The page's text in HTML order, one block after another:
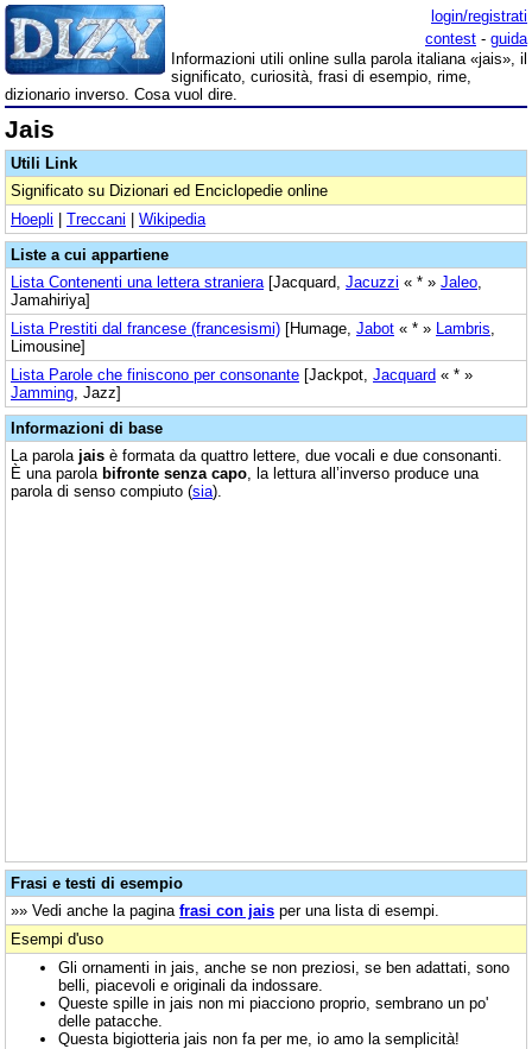
login/registrati
contest - guida
Informazioni utili online sulla parola italiana «jais», il
significato, curiosità, frasi di esempio, rime,
dizionario inverso. Cosa vuol dire.
Jais
Utili Link
Significato su Dizionari ed Enciclopedie online
Hoepli | Treccani | Wikipedia
Liste a cui appartiene
Lista Contenenti una lettera straniera [Jacquard, Jacuzzi « * » Jaleo
Jamahiriya]
Lista Prestiti dal francese (francesismi) [Humage, Jabot « * » Lambris
Limousine]
Lista Parole che finiscono per consonante [Jackpot, Jacquard « * »
Jamming , Jazz]
Informazioni di base
La parola jais è formata da quattro lettere, due vocali e due consonanti.
È una parola bifronte senza capo , la lettura all’inverso produce una
parola di senso compiuto (sia).
Frasi e testi di esempio
»» Vedi anche la pagina frasi con jais per una lista di esempi.
Esempi d'uso
Gli ornamenti in jais, anche se non preziosi, se ben adattati, sono
belli, piacevoli e originali da indossare.
Queste spille in jais non mi piacciono proprio, sembrano un po'
delle patacche.
Questa bigiotteria jais non fa per me, io amo la semplicità!